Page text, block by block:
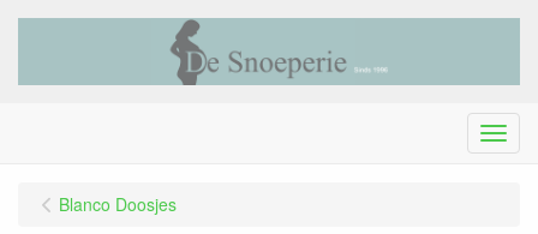
Menu
Blanco Doosjes